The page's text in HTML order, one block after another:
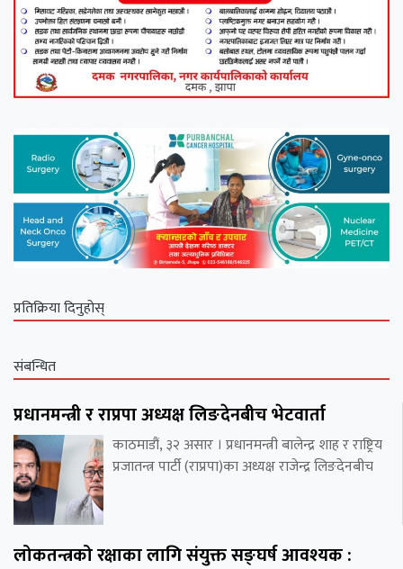
प्रतिक्रिया दिनुहोस्
संबन्धित
प्रधानमन्त्री र राप्रपा अध्यक्ष लिङदेनबीच भेटवार्ता
काठमाडौं, ३२ असार । प्रधानमन्त्री बालेन्द्र शाह र राष्ट्रिय
प्रजातन्त्र पार्टी (राप्रपा)का अध्यक्ष राजेन्द्र लिङदेनबीच
लोकतन्त्रको रक्षाका लागि संयुक्त सङ्घर्ष आवश्यक :